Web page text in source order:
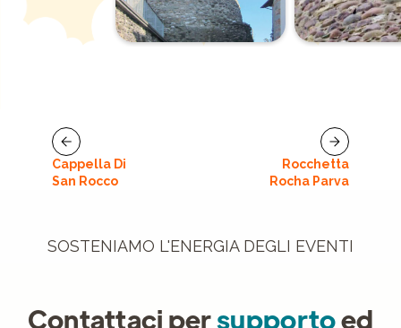
Cappella Di
San Rocco
Rocchetta
Rocha Parva
SOSTENIAMO L'ENERGIA DEGLI EVENTI
Contattaci persupportoed